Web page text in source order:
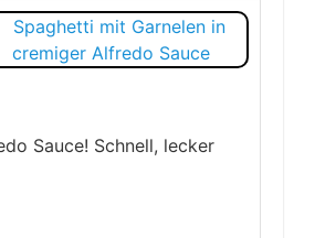
Sauce! Schnell, lecker